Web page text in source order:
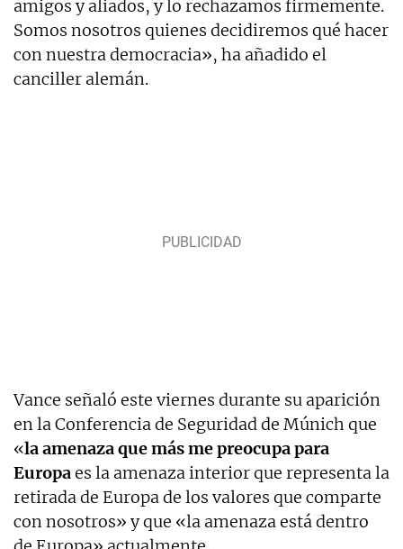
amigos y aliados, y lo rechazamos firmemente.
Somos nosotros quienes decidiremos qué hacer
con nuestra democracia», ha añadido el
canciller alemán.
Vance señaló este viernes durante su aparición
en la Conferencia de Seguridad de Múnich que
«la amenaza que más me preocupa para
Europaes la amenaza interior que representa la
retirada de Europa de los valores que comparte
con nosotros» y que «la amenaza está dentro